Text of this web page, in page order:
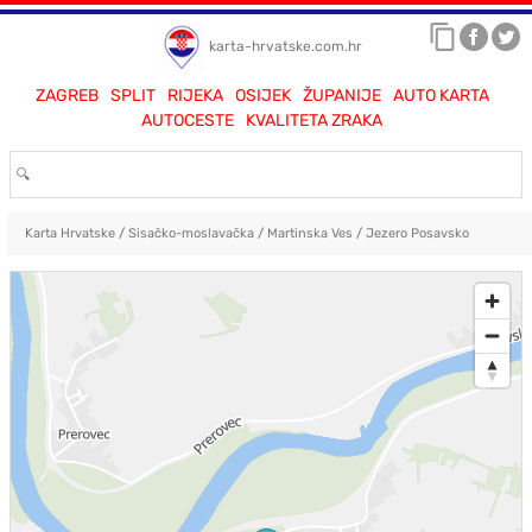
karta-hrvatske.com.hr
ZAGREB SPLIT RIJEKA OSIJEK ŽUPANIJE
AUTO KARTA
AUTOCESTE
KVALITETA ZRAKA
Karta Hrvatske/ Sisačko-moslavačka/ Martinska Ves / Jezero Posavsko